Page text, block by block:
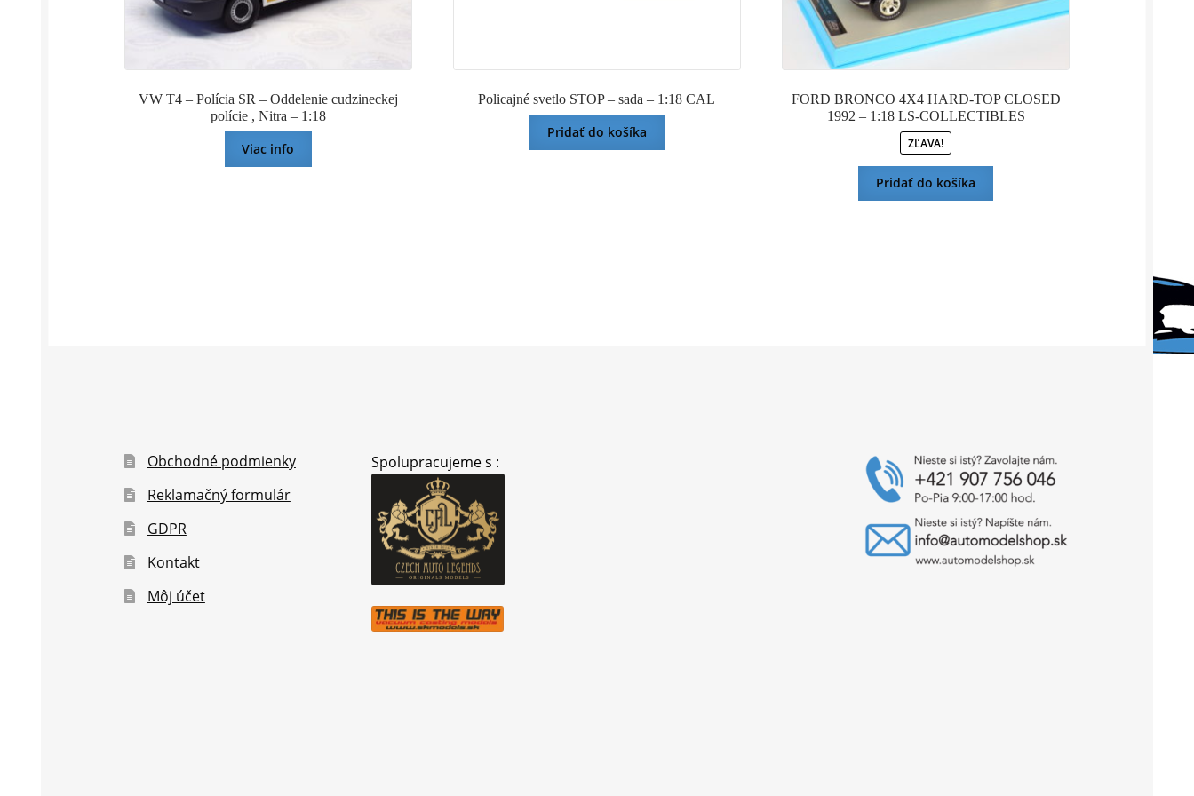
VW T4 – Polícia SR – Oddelenie cudzineckej
polície , Nitra – 1:18
Viac info
Policajné svetlo STOP – sada – 1:18 CAL
Pridať do košíka
FORD BRONCO 4X4 HARD-TOP CLOSED
1992 – 1:18 LS-COLLECTIBLES
ZĽAVA!
Pridať do košíka
Obchodné podmienky
Reklamačný formulár
GDPR
Kontakt
Môj účet
Spolupracujeme s :